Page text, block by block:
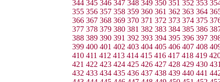
344 345 346 347 348 349 350 351 352 353
355 356 357 358 359 360 361 362 363 364
366 367 368 369 370 371 372 373 374 375
377 378 379 380 381 382 383 384 385 386
388 389 390 391 392 393 394 395 396 397
399 400 401 402 403 404 405 406 407 408
410 411 412 413 414 415 416 417 418 419
421 422 423 424 425 426 427 428 429 430
432 433 434 435 436 437 438 439 440 441